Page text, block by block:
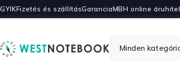
GYIKFizetés és szállításGaranciaMBH online áruhitel